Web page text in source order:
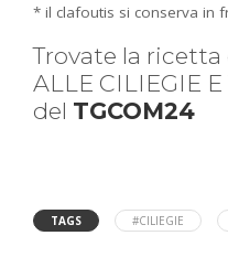
* il clafoutis si conserva in
Trovate la ricetta
ALLE CILIEGIE
del TGCOM24
TAGS #CILIEGIE